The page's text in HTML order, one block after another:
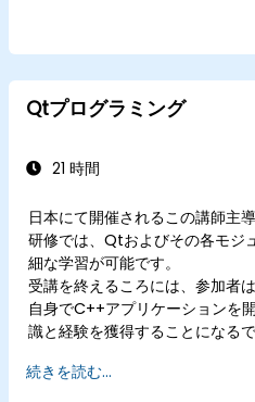
Qtプログラミング
21 時間
日本にて開催されるこの講師主
研修では、Qtおよびその各モジ
細な学習が可能です。
受講を終えるころには、参加者
自身でC++アプリケーションを
識と経験を獲得することになるで
続きを読む...